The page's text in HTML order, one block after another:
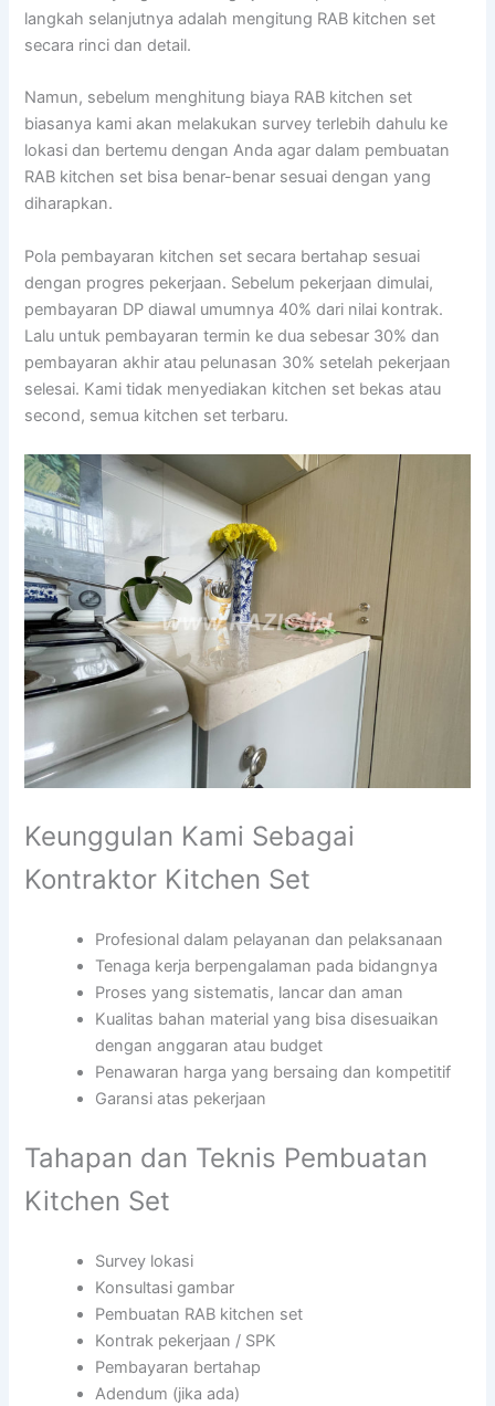
langkah selanjutnya adalah mengitung RAB kitchen set
secara rinci dan detail.
Namun, sebelum menghitung biaya RAB kitchen set
biasanya kami akan melakukan survey terlebih dahulu ke
lokasi dan bertemu dengan Anda agar dalam pembuatan
RAB kitchen set bisa benar-benar sesuai dengan yang
diharapkan.
Pola pembayaran kitchen set secara bertahap sesuai
dengan progres pekerjaan. Sebelum pekerjaan dimulai,
pembayaran DP diawal umumnya 40% dari nilai kontrak.
Lalu untuk pembayaran termin ke dua sebesar 30% dan
pembayaran akhir atau pelunasan 30% setelah pekerjaan
selesai. Kami tidak menyediakan kitchen set bekas atau
second, semua kitchen set terbaru.
Keunggulan Kami Sebagai
Kontraktor Kitchen Set
Profesional dalam pelayanan dan pelaksanaan
Tenaga kerja berpengalaman pada bidangnya
Proses yang sistematis, lancar dan aman
Kualitas bahan material yang bisa disesuaikan
dengan anggaran atau budget
Penawaran harga yang bersaing dan kompetitif
Garansi atas pekerjaan
Tahapan dan Teknis Pembuatan
Kitchen Set
Survey lokasi
Konsultasi gambar
Pembuatan RAB kitchen set
Kontrak pekerjaan / SPK
Pembayaran bertahap
Adendum (jika ada)